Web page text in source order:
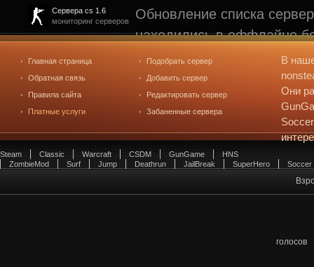
Сервера cs 1.6
мониторинг серверов
Обновление списка
находились в оффлайне
рейтинге не участвуют.
редактирования
.
Главная страница
Обратная связь
Правила сайта
Платные услуги
Подобрать сервер
Добавить сервер
Редактировать сервер
Забаненные сервера
В
Они
Steam Classic Warcraft CSDM GunGame
HNS
ZombieMod
Surf Jump Deathrun JailBreak SuperHero Soccer
голосов